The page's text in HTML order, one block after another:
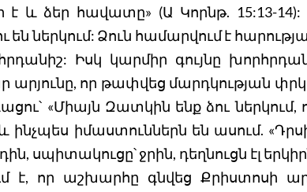
է և ձեր հավատը» (Ա Կորնթ. 15:13-
ներկում: Ձուն համարվում է
Իսկ կարմիր գույնը
արյունը, որ թափվեց մարդկության
«Միայն Զատկին ենք ձու ներկում,
իմաստուններն են ասում.
սպիտակուցը՝ ջրին, դեղնուցն էլ
է, որ աշխարհը գնվեց Քրիստոսի